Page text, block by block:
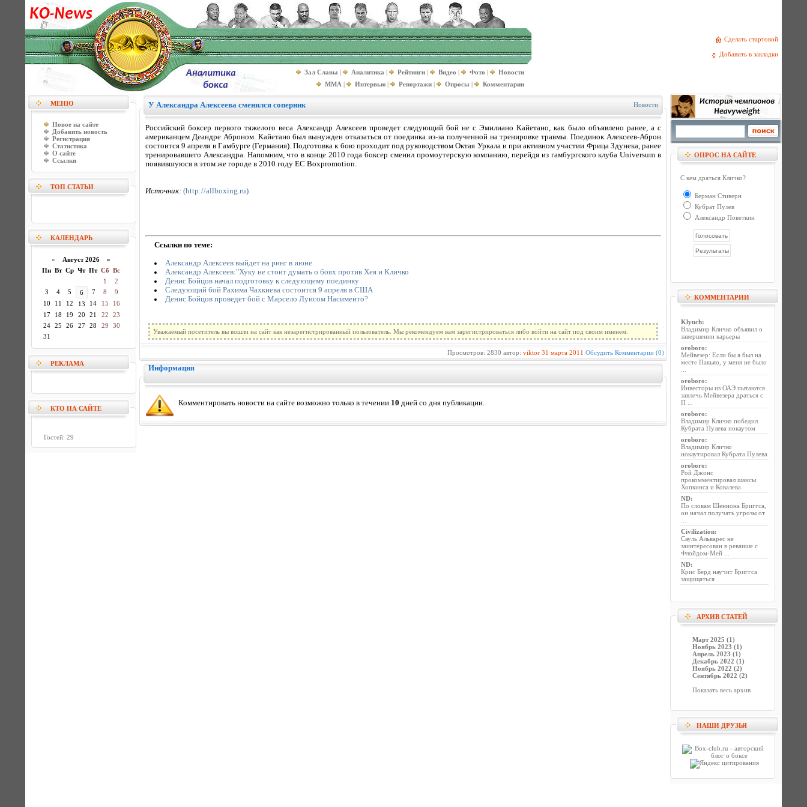
Сделать стартовой
Добавить в закладки
Зал Славы | Аналитика | Рейтинги | Видео | Фото |
Новости
MMA | Интервью | Репортажи | Опросы | Комментарии
МЕНЮ
Новое на сайте
Добавить новость
Регистрация
Статистика
О сайте
Ссылки
ТОП СТАТЬИ
КАЛЕНДАРЬ
« Август 2026 »
Пн Вт Ср Чт Пт Сб Вс
1
2
3
4 5 6 7 8
9
10
11 12 13 14 15
16
17
18 19 20 21 22
23
24
25 26 27 28 29
30
31
РЕКЛАМА
КТО НА САЙТЕ
Гостей: 29
У Александра Алексеева сменился соперник Новости
Российский боксер первого тяжелого веса Александр Алексеев проведет следующий бой не с Эмилиано Кайетано, как было объявлено ранее, а с
американцем Деандре Аброном. Кайетано был вынужден отказаться от поединка из-за полученной на тренировке травмы. Поединок Алексеев-Аброн
состоится 9 апреля в Гамбурге (Германия). Подготовка к бою проходит под руководством Октая Уркала и при активном участии Фрица Здунека, ранее
тренировавшего Александра. Напомним, что в конце 2010 года боксер cменил промоутерскую компанию, перейдя из гамбургского клуба Universum в
появившуюся в этом же городе в 2010 году EC Boxpromotion.
Источник: (http://allboxing.ru)
Ссылки по теме:
Александр Алексеев выйдет на ринг в июне
Александр Алексеев:"Хуку не стоит думать о боях против Хея и Кличко
Денис Бойцов начал подготовку к следующему поединку
Следующий бой Рахима Чахкиева состоится 9 апреля в США
Денис Бойцов проведет бой с Марсело Луисом Насименто?
Уважаемый посетитель вы вошли на сайт как незарегистрированный пользователь. Мы рекомендуем вам зарегистрироваться либо войти на сайт под своим именем.
Просмотров: 2830 автор: viktor 31 марта 2011 Обсудить Комментарии (0)
Информация
Комментировать новости на сайте возможно только в течении 10 дней со дня публикации.
ОПРОС НА САЙТЕ
С кем драться Кличко?
Берман Стиверн
Кубрат Пулев
Александр Поветкин
КОММЕНТАРИИ
Klyuch:
Владимир Кличко объявил о
завершении карьеры
oroboro:
Мейвезер: Если бы я был на
месте Пакьяо, у меня не было
oroboro:
Инвесторы из ОАЭ пытаются
завлечь Мейвезера драться с
П ...
oroboro:
Владимир Кличко победил
Кубрата Пулева нокаутом
oroboro:
Владимир Кличко
нокаутировал Кубрата Пулева
oroboro:
Рой Джонс
прокомментировал шансы
Хопкинса и Ковалева
ND:
По словам Шеннона Бриггса,
он начал получать угрозы от
Civilization:
Сауль Альварес не
заинтересован в реванше с
Флойдом-Мей ...
ND:
Крис Берд научит Бриггса
защищаться
АРХИВ СТАТЕЙ
Март 2025 (1)
Ноябрь 2023 (1)
Апрель 2023 (1)
Декабрь 2022 (1)
Ноябрь 2022 (2)
Сентябрь 2022 (2)
Показать весь архив
НАШИ ДРУЗЬЯ